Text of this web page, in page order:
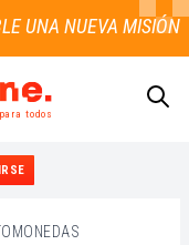
todos